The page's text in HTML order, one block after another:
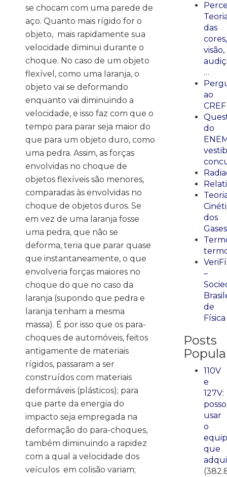
se chocam com uma parede de
aço. Quanto mais rígido for o
objeto, mais rapidamente sua
velocidade diminui durante o
choque. No caso de um objeto
flexível, como uma laranja, o
objeto vai se deformando
enquanto vai diminuindo a
velocidade, e isso faz com que o
tempo para parar seja maior do
que para um objeto duro, como
uma pedra. Assim, as forças
envolvidas no choque de
objetos flexíveis são menores,
comparadas às envolvidas no
choque de objetos duros. Se
em vez de uma laranja fosse
uma pedra, que não se
deforma, teria que parar quase
que instantaneamente, o que
envolveria forças maiores no
choque do que no caso da
laranja (supondo que pedra e
laranja tenham a mesma
massa). É por isso que os para-
choques de automóveis, feitos
antigamente de materiais
rígidos, passaram a ser
construídos com materiais
deformáveis (plásticos); para
que parte da energia do
impacto seja empregada na
deformação do para-choques,
também diminuindo a rapidez
com a qual a velocidade dos
veículos em colisão variam;
das
cores,
visão,
…
ao
CREF
do
dos
Gases
–
de
Física
Posts
110V
e
127V:
posso
usar
o
que